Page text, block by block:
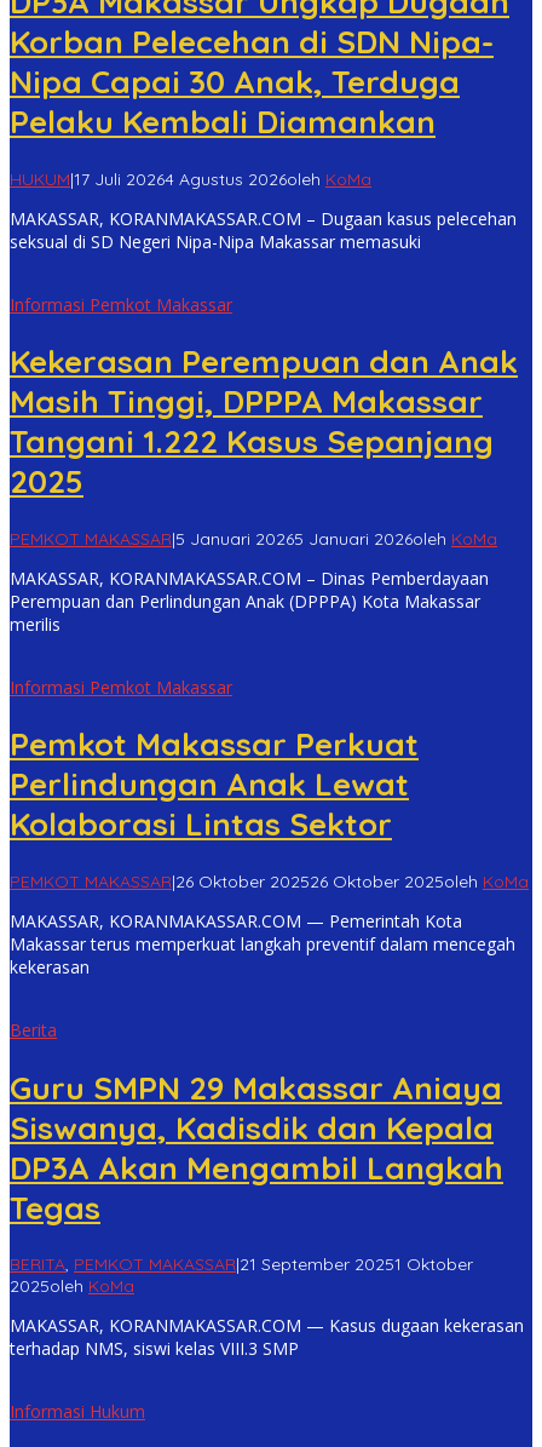
Korban Pelecehan di SDN Nipa-
Nipa Capai 30 Anak, Terduga
Pelaku Kembali Diamankan
HUKUM|17 Juli 20264 Agustus 2026oleh KoMa
MAKASSAR, KORANMAKASSAR.COM – Dugaan kasus pelecehan
seksual di SD Negeri Nipa-Nipa Makassar memasuki
Informasi Pemkot Makassar
Kekerasan Perempuan dan Anak
Masih Tinggi, DPPPA Makassar
Tangani 1.222 Kasus Sepanjang
2025
PEMKOT MAKASSAR|5 Januari 20265 Januari 2026oleh KoMa
MAKASSAR, KORANMAKASSAR.COM – Dinas Pemberdayaan
Perempuan dan Perlindungan Anak (DPPPA) Kota Makassar
merilis
Informasi Pemkot Makassar
Pemkot Makassar Perkuat
Perlindungan Anak Lewat
Kolaborasi Lintas Sektor
PEMKOT MAKASSAR|26 Oktober 202526 Oktober 2025oleh KoMa
MAKASSAR, KORANMAKASSAR.COM — Pemerintah Kota
Makassar terus memperkuat langkah preventif dalam mencegah
kekerasan
Berita
Guru SMPN 29 Makassar Aniaya
Siswanya, Kadisdik dan Kepala
DP3A Akan Mengambil Langkah
Tegas
BERITA, PEMKOT MAKASSAR|21 September 20251 Oktober
2025oleh KoMa
MAKASSAR, KORANMAKASSAR.COM — Kasus dugaan kekerasan
terhadap NMS, siswi kelas VIII.3 SMP
Informasi Hukum